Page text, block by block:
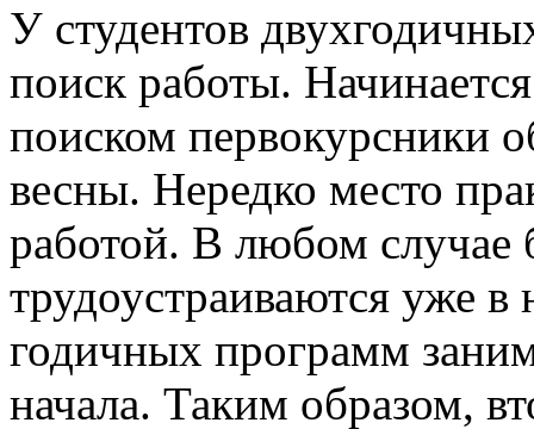
У студентов
поиск работы.
поиском первокурсники
весны. Нередко место
работой. В любом случае
трудоустраиваются уже в
годичных программ
начала. Таким образом,